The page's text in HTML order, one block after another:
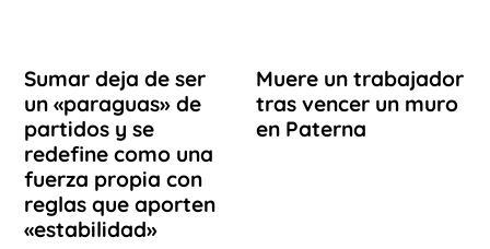
Sumar deja de ser
un «paraguas» de
partidos y se
redefine como una
fuerza propia con
reglas que aporten
«estabilidad»
Muere un trabajador
tras vencer un muro
en Paterna